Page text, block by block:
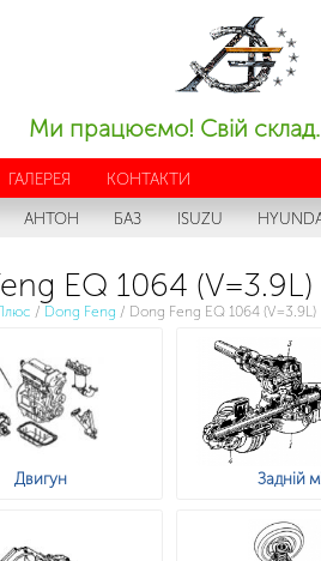
Ми працюємо! Свій склад.
ГАЛЕРЕЯ КОНТАКТИ
АНТОН БАЗ ISUZU
EQ 1064 (V=3.9L)
/ Dong Feng / Dong Feng EQ 1064 (V=3.9L)
Двигун Задній